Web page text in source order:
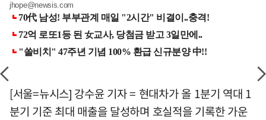
jhope@newsis.com
[서울=뉴시스] 강수윤 기자 = 현대차가 올 1분기 역대 1
분기 기준 최대 매출을 달성하며 호실적을 기록한 가운